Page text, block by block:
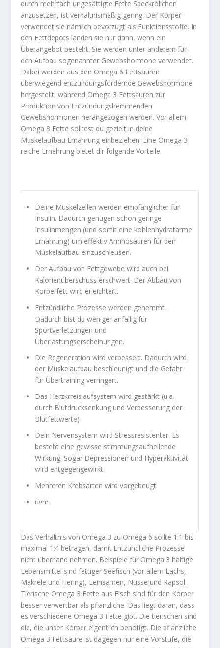
durch mehrfach ungesättigte Fette Speckröllchen
anzusetzen, ist verhältnismäßig gering. Der Körper
verwendet sie nämlich bevorzugt als Funktionsstoffe. In
den Fettdepots landen sie nur dann, wenn ein
Überangebot besteht. Sie werden unter anderem für
den Aufbau sogenannter Gewebshormone verwendet.
Dabei werden aus den Omega 6 Fettsäuren
überwiegend entzündungsfördernde Gewebshormone
hergestellt, während Omega 3 Fettsäuren zur
Produktion von Entzündungshemmenden
Gewebshormonen herangezogen werden. Vor allem
Omega 3 Fette solltest du gezielt in deine
Muskelaufbau Ernährung einbeziehen. Eine Omega 3
reiche Ernährung bietet dir folgende Vorteile:
Deine Muskelzellen werden empfänglicher für
Insulin. Dadurch genügen schon geringe
Insulinmengen (und somit eine kohlenhydratarme
Ernährung) um effektiv Aminosäuren für den
Muskelaufbau einzuschleusen.
Der Aufbau von Fettgewebe wird auch bei
Kalorienüberschuss erschwert. Der Abbau von
Körperfett wird erleichtert.
Entzündliche Prozesse werden gehemmt.
Dadurch bist du weniger anfällig für
Sportverletzungen und
Überlastungserscheinungen.
Die Regeneration wird verbessert. Dadurch wird
der Muskelaufbau beschleunigt und die Gefahr
für Übertraining verringert.
Das Herzkrreislaufsystem wird gestärkt (u.a.
durch Blutdrucksenkung und Verbesserung der
Blutfettwerte)
Dein Nervensystem wird Stressresistenter. Es
besteht eine gewisse stimmungsaufhellende
Wirkung. Sogar Depressionen und Hyperaktivität
wird entgegengewirkt.
Mehreren Krebsarten wird vorgebeugt.
uvm.
Das Verhältnis von Omega 3 zu Omega 6 sollte 1:1 bis
maximal 1:4 betragen, damit Entzündliche Prozesse
nicht überhand nehmen. Beispiele für Omega 3 haltige
Lebensmittel sind fettiger Seefisch (vor allem Lachs,
Makrele und Hering), Leinsamen, Nüsse und Rapsöl.
Tierische Omega 3 Fette aus Fisch sind für den Körper
besser verwertbar als pflanzliche. Das liegt daran, dass
es verschiedene Omega 3 Fette gibt. Die tierischen sind
die, die unser Körper eigentlich benötigt. Die pflanzliche
Omega 3 Fettsäure ist dagegen nur eine Vorstufe, die